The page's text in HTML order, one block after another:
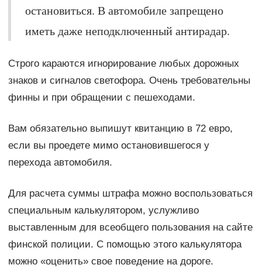
остановиться. В автомобиле запрещено
иметь даже неподключенный антирадар.
Строго караются игнорирование любых дорожных
знаков и сигналов светофора. Очень требовательны
финны и при обращении с пешеходами.
Вам обязательно выпишут квитанцию в 72 евро,
если вы проедете мимо остановившегося у
перехода автомобиля.
Для расчета суммы штрафа можно воспользоваться
специальным калькулятором, услужливо
выставленным для всеобщего пользования на сайте
финской полиции. С помощью этого калькулятора
можно «оценить» свое поведение на дороге.